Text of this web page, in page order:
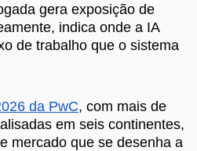
gera exposição de
indica onde a IA
de trabalho que o sistema
da PwC, com mais de
em seis continentes,
mercado que se desenha a